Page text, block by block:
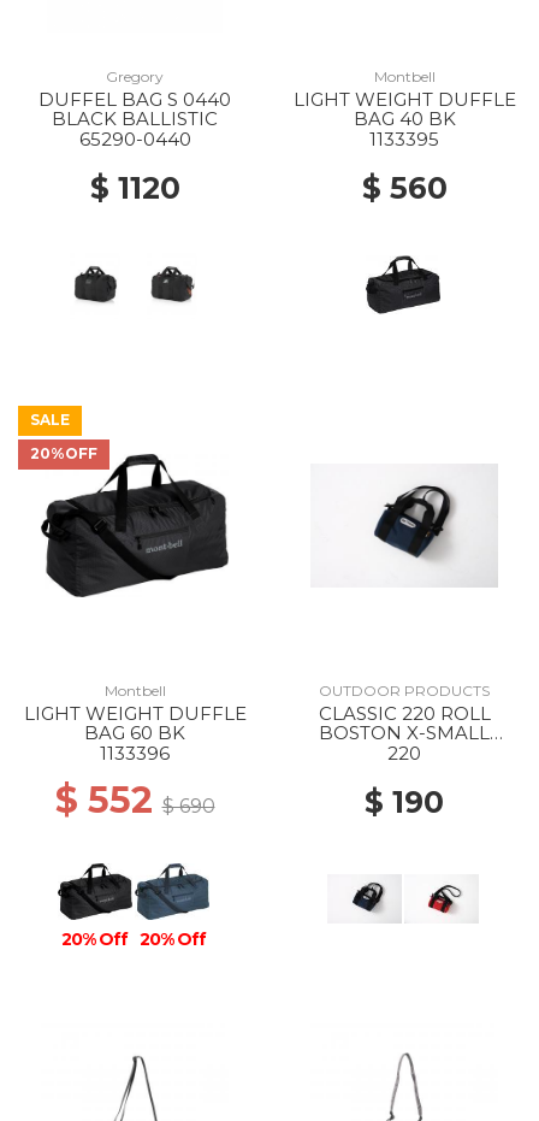
Gregory
DUFFEL BAG S 0440
BLACK BALLISTIC
65290-0440
$ 1120
Montbell
LIGHT WEIGHT DUFFLE
BAG 40 BK
1133395
$ 560
SALE
20%OFF
Montbell
LIGHT WEIGHT DUFFLE
BAG 60 BK
1133396
$ 552$ 690
20% Off 20% Off
OUTDOOR PRODUCTS
CLASSIC 220 ROLL
BOSTON X-SMALL
SOLID NAVY
220
$ 190